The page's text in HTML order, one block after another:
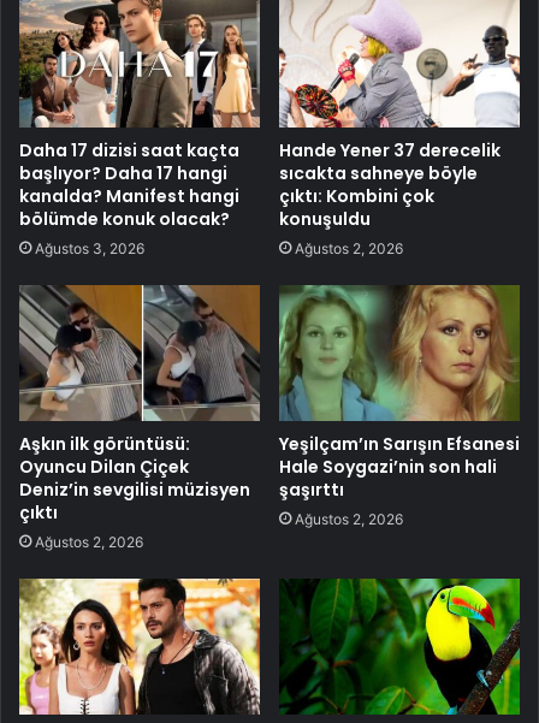
Daha 17 dizisi saat kaçta
başlıyor? Daha 17 hangi
kanalda? Manifest hangi
bölümde konuk olacak?
Ağustos 3, 2026
Hande Yener 37 derecelik
sıcakta sahneye böyle
çıktı: Kombini çok
konuşuldu
Ağustos 2, 2026
Aşkın ilk görüntüsü:
Oyuncu Dilan Çiçek
Deniz’in sevgilisi müzisyen
çıktı
Ağustos 2, 2026
Yeşilçam’ın Sarışın Efsanesi
Hale Soygazi’nin son hali
şaşırttı
Ağustos 2, 2026